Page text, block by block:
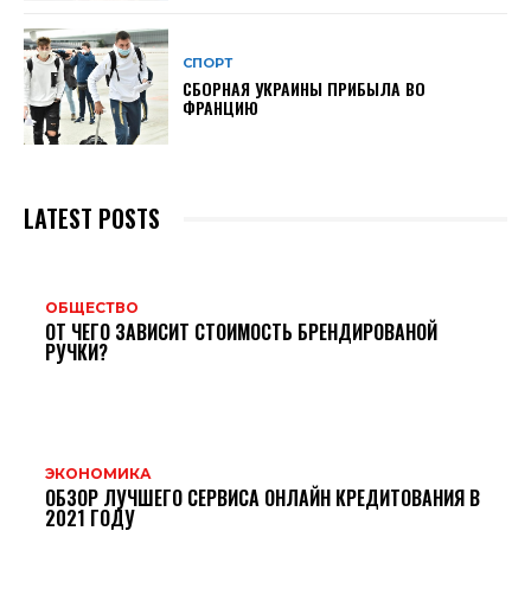
СПОРТ
СБОРНАЯ УКРАИНЫ ПРИБЫЛА ВО
ФРАНЦИЮ
LATEST POSTS
ОБЩЕСТВО
ОТ ЧЕГО ЗАВИСИТ СТОИМОСТЬ БРЕНДИРОВАНОЙ
РУЧКИ?
ЭКОНОМИКА
ОБЗОР ЛУЧШЕГО СЕРВИСА ОНЛАЙН КРЕДИТОВАНИЯ В
2021 ГОДУ